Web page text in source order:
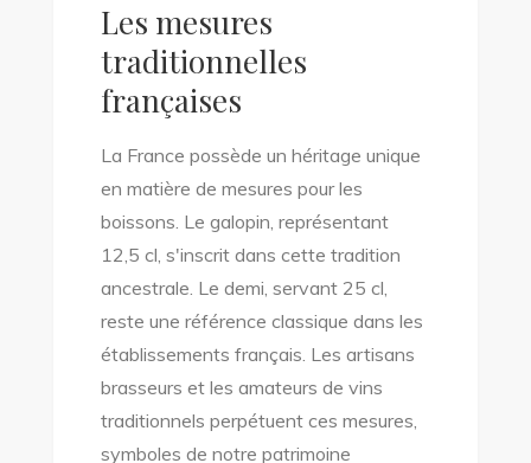
Les mesures
traditionnelles
françaises
La France possède un héritage unique
en matière de mesures pour les
boissons. Le galopin, représentant
12,5 cl, s'inscrit dans cette tradition
ancestrale. Le demi, servant 25 cl,
reste une référence classique dans les
établissements français. Les artisans
brasseurs et les amateurs de vins
traditionnels perpétuent ces mesures,
symboles de notre patrimoine